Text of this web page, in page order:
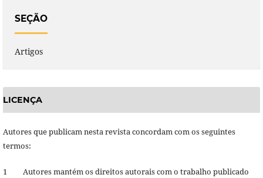
SEÇÃO
Artigos
LICENÇA
Autores que publicam nesta revista concordam com os seguintes
termos:
1 Autores mantém os direitos autorais com o trabalho publicado